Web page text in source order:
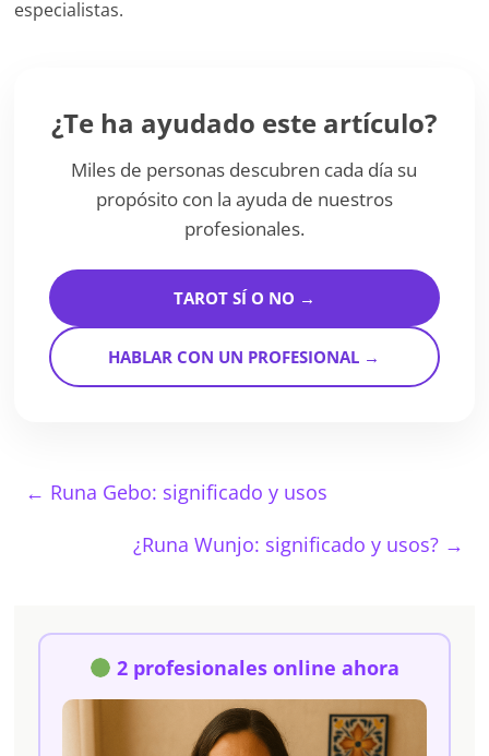
especialistas.
¿Te ha ayudado este artículo?
Miles de personas descubren cada día su
propósito con la ayuda de nuestros
profesionales.
TAROT SÍ O NO →
HABLAR CON UN PROFESIONAL →
← Runa Gebo: significado y usos
¿Runa Wunjo: significado y usos? →
2 profesionales online ahora